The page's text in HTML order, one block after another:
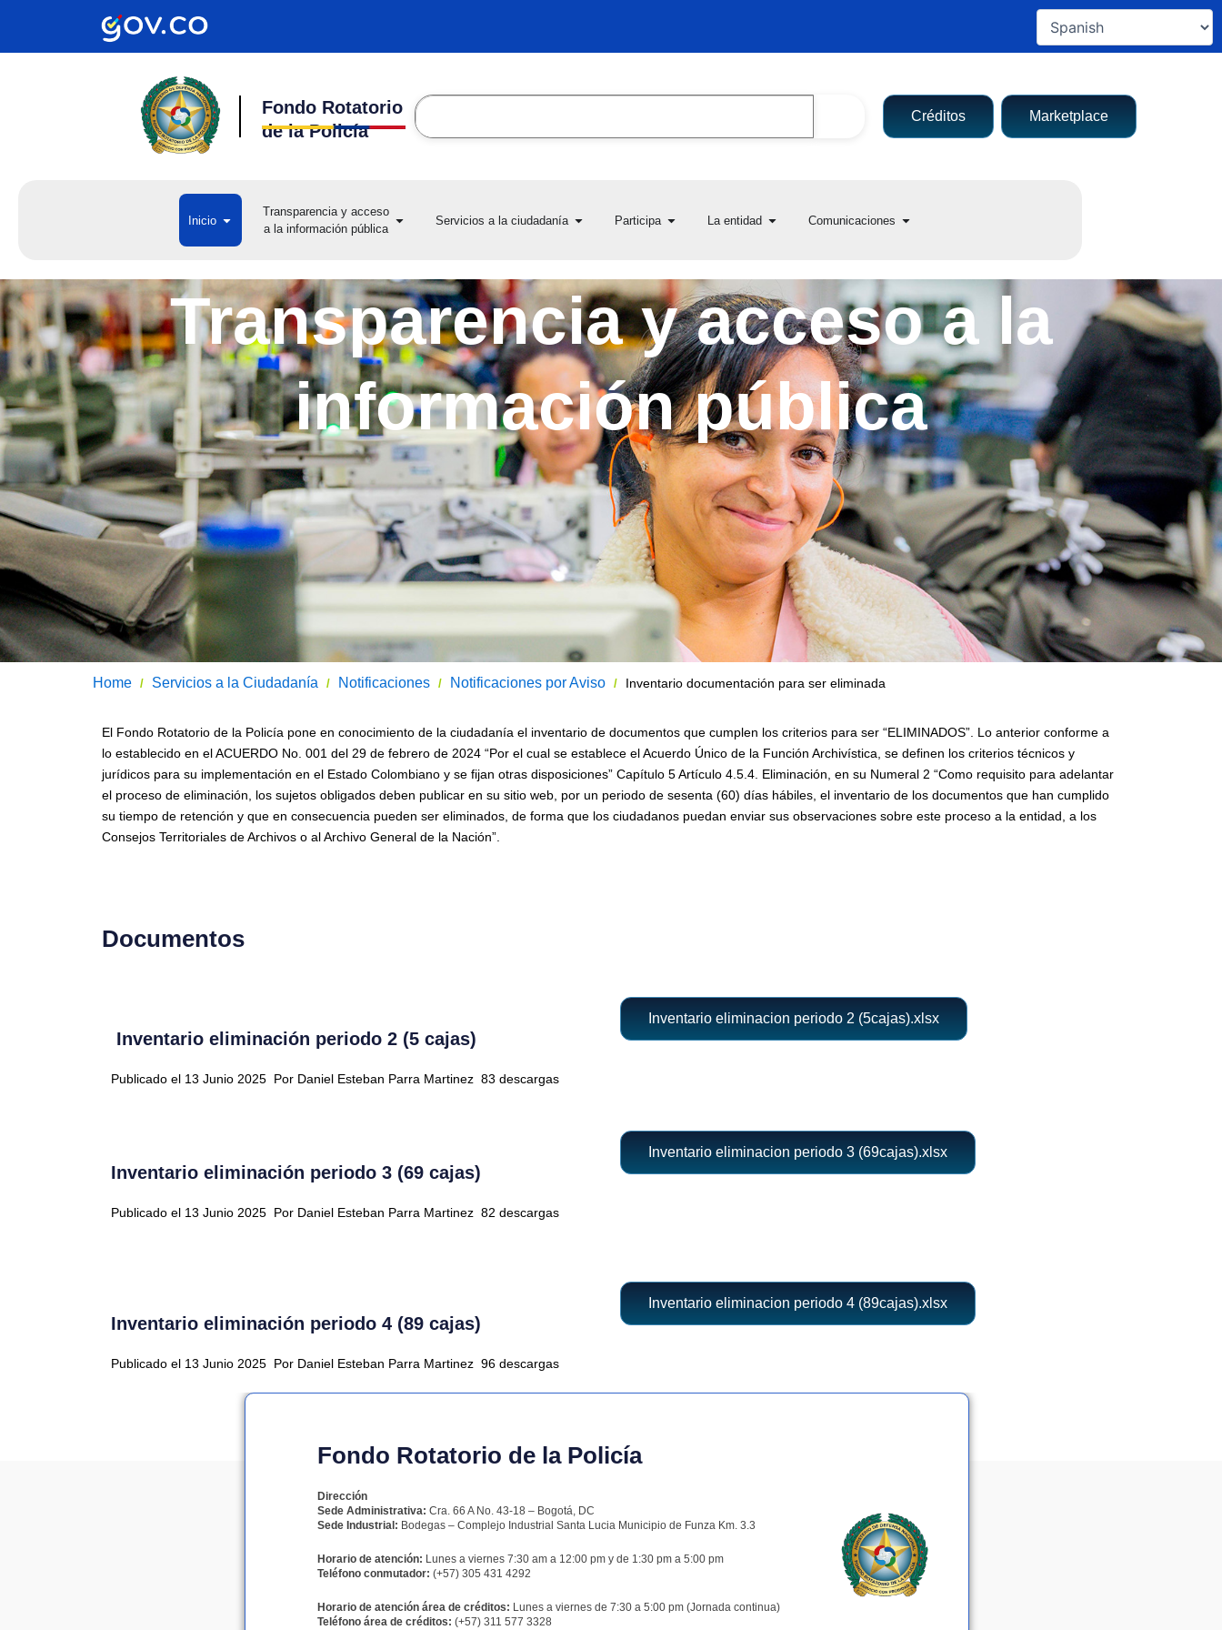
contenido
Fondo Rotatorio
de la Policía
Search
Créditos Marketplace
Inicio Open InicioTransparencia y acceso
a la información pública
Open Transparencia y acceso
Servicios a la ciudadanía Open Servicios a la ciudadanía
Participa Open Participa
La entidad Open La entidad
Comunicaciones Open Comunicaciones
Transparencia y acceso a la
información pública
Home / Servicios a la Ciudadanía / Notificaciones / Notificaciones por Aviso / Inventario documentación para ser eliminada
El Fondo Rotatorio de la Policía pone en conocimiento de la ciudadanía el inventario de documentos que cumplen los criterios para ser “ELIMINADOS”. Lo anterior conforme a
lo establecido en el ACUERDO No. 001 del 29 de febrero de 2024 “Por el cual se establece el Acuerdo Único de la Función Archivística, se definen los criterios técnicos y
jurídicos para su implementación en el Estado Colombiano y se fijan otras disposiciones” Capítulo 5 Artículo 4.5.4. Eliminación, en su Numeral 2 “Como requisito para adelantar
el proceso de eliminación, los sujetos obligados deben publicar en su sitio web, por un periodo de sesenta (60) días hábiles, el inventario de los documentos que han cumplido
su tiempo de retención y que en consecuencia pueden ser eliminados, de forma que los ciudadanos puedan enviar sus observaciones sobre este proceso a la entidad, a los
Consejos Territoriales de Archivos o al Archivo General de la Nación”.
Documentos
Inventario eliminación periodo 2 (5 cajas)
Publicado el 13 Junio 2025 Por Daniel Esteban Parra Martinez 83 descargas
Inventario eliminacion periodo 2 (5cajas).xlsx
Inventario eliminación periodo 3 (69 cajas)
Publicado el 13 Junio 2025 Por Daniel Esteban Parra Martinez 82 descargas
Inventario eliminacion periodo 3 (69cajas).xlsx
Inventario eliminación periodo 4 (89 cajas)
Publicado el 13 Junio 2025 Por Daniel Esteban Parra Martinez 96 descargas
Inventario eliminacion periodo 4 (89cajas).xlsx
Fondo Rotatorio de la Policía
Dirección
Sede Administrativa: Cra. 66 A No. 43-18 – Bogotá, DC
Sede Industrial: Bodegas – Complejo Industrial Santa Lucia Municipio de Funza Km. 3.3
Horario de atención: Lunes a viernes 7:30 am a 12:00 pm y de 1:30 pm a 5:00 pm
Teléfono conmutador: (+57) 305 431 4292
Horario de atención área de créditos: Lunes a viernes de 7:30 a 5:00 pm (Jornada continua)
Teléfono área de créditos: (+57) 311 577 3328